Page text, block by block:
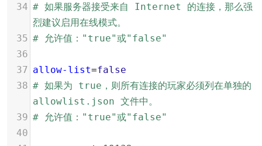
34 # 如果服务器接受来自 Internet 的连接，那么强
烈建议启用在线模式。
35 # 允许值："true"或"false"
36
37 allow-list=false
38 # 如果为 true，则所有连接的玩家必须列在单独的
allowlist.json 文件中。
39 # 允许值："true"或"false"
40